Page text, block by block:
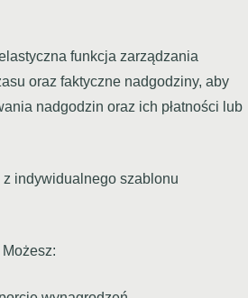
funkcja zarządzania
oraz faktyczne nadgodziny, aby
nadgodzin oraz ich płatności lub
indywidualnego szablonu